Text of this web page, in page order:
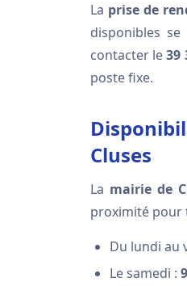
La prise de
disponibles
contacter le39
poste fixe.
Cluses
La mairie de
proximité pour
Du lundi au
Le samedi :